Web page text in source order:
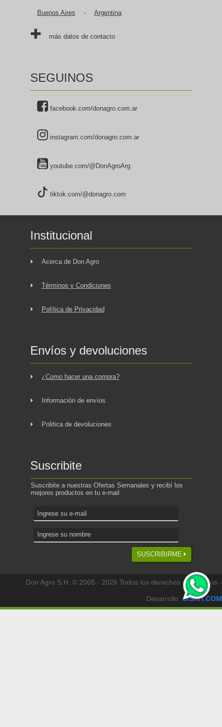
Buenos Aires - Argentina
más datos de contacto
SEGUINOS
facebook.com/donagro.com.ar
instagram.com/donagro.com.ar
youtube.com/@DonAgroArg
tiktok.com/@donagro.com
Institucional
Acerca de Don Agro
Términos y Condiciones
Política de Privacidad
Envíos y devoluciones
¿Como hacer una compra?
Información de envíos
Politica de devoluciones
Suscribite
Suscribite a nuestras Ofertas Semanales y recibí los
mejores productos en tu e-mail
SUSCRIBIRME
Don Agro S.H. © 2005 - 2026 Todos los derechos reservados -
Desarrollo: SISKIT.COM